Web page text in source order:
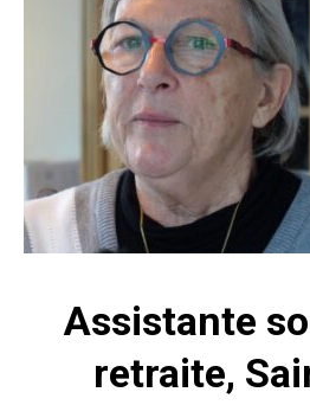
Assistante
retraite,